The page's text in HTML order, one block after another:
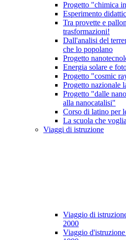
Progetto "chimica
Esperimento
Tra provette e
trasformazioni!
Dall'analisi del
che lo popolano
Progetto
Energia solare e
Progetto "cosmic
Progetto nazionale
Progetto "dalle
alla nanocatalisi"
Corso di latino per
La scuola che
Viaggi di istruzione
Viaggio di
2000
Viaggio